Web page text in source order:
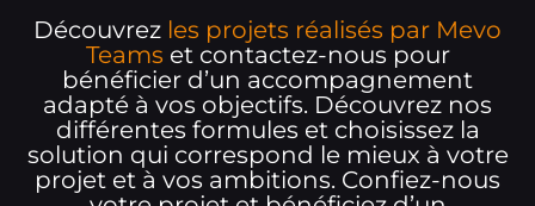
Découvrez les projets réalisés par Mevo
Teams et contactez-nous pour
bénéficier d’un accompagnement
adapté à vos objectifs. Découvrez nos
différentes formules et choisissez la
solution qui correspond le mieux à votre
projet et à vos ambitions. Confiez-nous